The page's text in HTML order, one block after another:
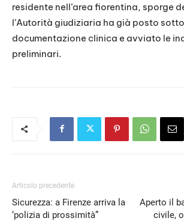
residente nell’area fiorentina, sporge
l’Autorità giudiziaria ha già posto
documentazione clinica e avviato le
preliminari.
Articolo precedente
Sicurezza: a Firenze arriva la
‘polizia di prossimità”
Aperto il
civile,